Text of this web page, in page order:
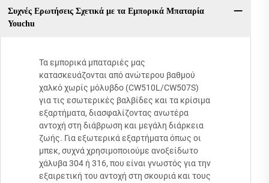
Συχνές Ερωτήσεις Σχετικά με τα Εμπορικά Μπαταρία
Youchu
Τα εμπορικά μπαταριές μας
κατασκευάζονται από ανώτερου βαθμού
χαλκό χωρίς μόλυβδο (CW510L/CW507S)
για τις εσωτερικές βαλβίδες και τα κρίσιμα
εξαρτήματα, διασφαλίζοντας ανωτέρα
αντοχή στη διάβρωση και μεγάλη διάρκεια
ζωής. Για εξωτερικά εξαρτήματα όπως οι
μπεκ, συχνά χρησιμοποιούμε ανοξείδωτο
χάλυβα 304 ή 316, που είναι γνωστός για την
εξαιρετική του αντοχή στη σκουριά και τους